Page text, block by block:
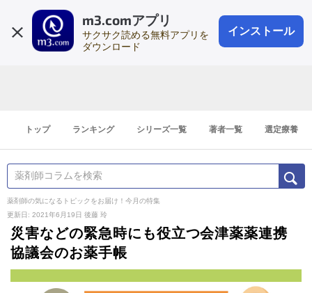
m3.comアプリ
サクサク読める無料アプリを
ダウンロード
インストール
会員登録
登録1分
トップ ランキング シリーズ一覧 著者一覧 選定療養
薬剤師の気になるトピックをお届け！今月の特集
更新日: 2021年6月19日 後藤 玲
災害などの緊急時にも役立つ会津薬薬連携
協議会のお薬手帳